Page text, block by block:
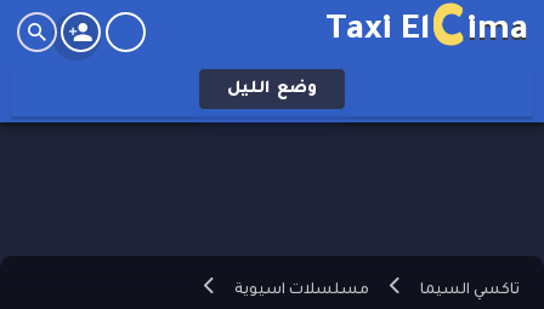
Taxi ElCima
وضع الليل
تاكسي السيما مسلسلات اسيوية